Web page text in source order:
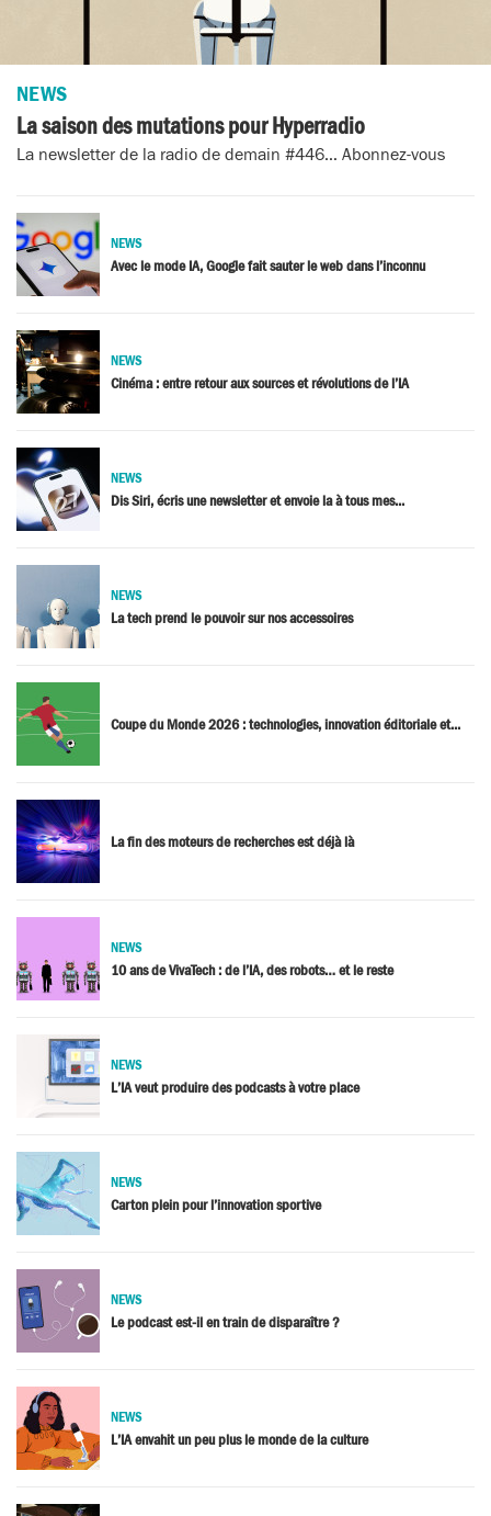
NEWS
La saison des mutations pour Hyperradio
La newsletter de la radio de demain #446… Abonnez-vous
NEWS
Avec le mode IA, Google fait sauter le web dans l’inconnu
NEWS
Cinéma : entre retour aux sources et révolutions de l’IA
NEWS
Dis Siri, écris une newsletter et envoie la à tous mes...
NEWS
La tech prend le pouvoir sur nos accessoires
Coupe du Monde 2026 : technologies, innovation éditoriale et...
La fin des moteurs de recherches est déjà là
NEWS
10 ans de VivaTech : de l’IA, des robots… et le reste
NEWS
L’IA veut produire des podcasts à votre place
NEWS
Carton plein pour l’innovation sportive
NEWS
Le podcast est-il en train de disparaître ?
NEWS
L’IA envahit un peu plus le monde de la culture